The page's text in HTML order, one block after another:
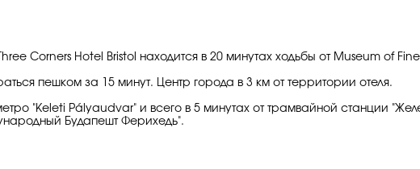
Corners Hotel Bristol находится в 20 минутах ходьбы от Museum of
пешком за 15 минут. Центр города в 3 км от территории отеля.
"Keleti Pályaudvar" и всего в 5 минутах от трамвайной станции
Будапешт Ферихедь".